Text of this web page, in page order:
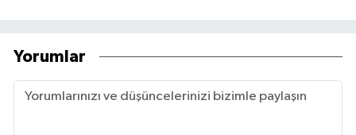
Yorumlar